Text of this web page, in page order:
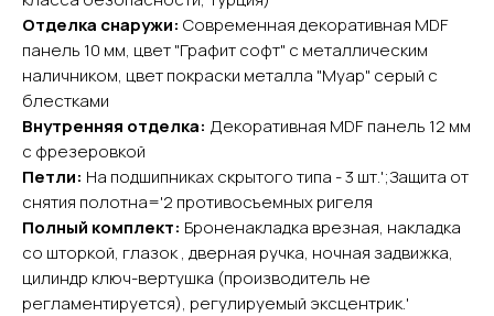
Отделка снаружи: Современная декоративная MDF
панель 10 мм, цвет "Графит софт" с металлическим
наличником, цвет покраски металла "Муар" серый с
блестками
Внутренняя отделка: Декоративная MDF панель 12 мм
с фрезеровкой
Петли: На подшипниках скрытого типа - 3 шт.';Защита от
снятия полотна='2 противосъемных ригеля
Полный комплект: Броненакладка врезная, накладка
со шторкой, глазок , дверная ручка, ночная задвижка,
цилиндр ключ-вертушка (производитель не
регламентируется), регулируемый эксцентрик.'
О компании
Доставка и оплата
Фурнитура
Арки
Межкомнатные двери
Входные двери
Контакты
Каталог